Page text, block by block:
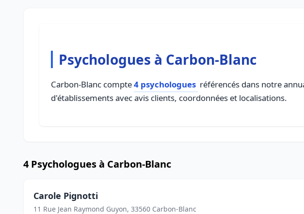
Psychologues à Carbon-Blanc
Carbon-Blanc compte4 psychologues référencés dans notre
d'établissements avec avis clients, coordonnées et localisations.
4 Psychologues à Carbon-Blanc
Carole Pignotti
11 Rue Jean Raymond Guyon, 33560 Carbon-Blanc